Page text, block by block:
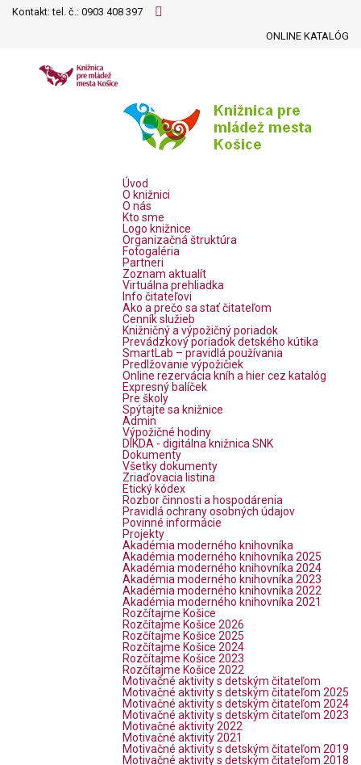
Kontakt: tel. č.: 0903 408 397
ONLINE KATALÓG
Úvod
O knižnici
O nás
Kto sme
Logo knižnice
Organizačná štruktúra
Fotogaléria
Partneri
Zoznam aktualít
Virtuálna prehliadka
Info čitateľovi
Ako a prečo sa stať čitateľom
Cenník služieb
Knižničný a výpožičný poriadok
Prevádzkový poriadok detského kútika
SmartLab – pravidlá používania
Predlžovanie výpožičiek
Online rezervácia kníh a hier cez katalóg
Expresný balíček
Pre školy
Spýtajte sa knižnice
Admin
Výpožičné hodiny
DIKDA - digitálna knižnica SNK
Dokumenty
Všetky dokumenty
Zriaďovacia listina
Etický kódex
Rozbor činnosti a hospodárenia
Pravidlá ochrany osobných údajov
Povinné informácie
Projekty
Akadémia moderného knihovníka
Akadémia moderného knihovníka 2025
Akadémia moderného knihovníka 2024
Akadémia moderného knihovníka 2023
Akadémia moderného knihovníka 2022
Akadémia moderného knihovníka 2021
Rozčítajme Košice
Rozčítajme Košice 2026
Rozčítajme Košice 2025
Rozčítajme Košice 2024
Rozčítajme Košice 2023
Rozčítajme Košice 2022
Motivačné aktivity s detským čitateľom
Motivačné aktivity s detským čitateľom 2025
Motivačné aktivity s detským čitateľom 2024
Motivačné aktivity s detským čitateľom 2023
Motivačné aktivity 2022
Motivačné aktivity 2021
Motivačné aktivity s detským čitateľom 2019
Motivačné aktivity s detským čitateľom 2018